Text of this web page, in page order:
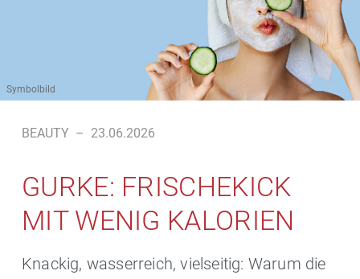
Symbolbild
BEAUTY – 23.06.2026
GURKE: FRISCHEKICK
MIT WENIG KALORIEN
Knackig, wasserreich, vielseitig: Warum die